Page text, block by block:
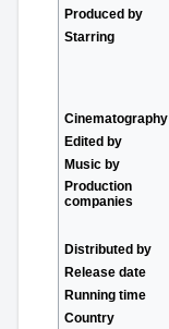
Produced by
Starring
Cinematography
Edited by
Music by
Production
companies
Distributed by
Release date
Running time
Country